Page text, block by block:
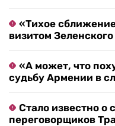
«Тихое
визитом
«А может, что
судьбу Армении в
Стало известно о
переговорщиков